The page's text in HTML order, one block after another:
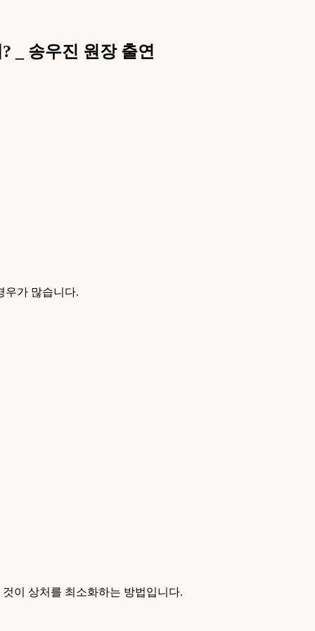
_ 송우진 원장 출연
우가 많습니다.
이 상처를 최소화하는 방법입니다.